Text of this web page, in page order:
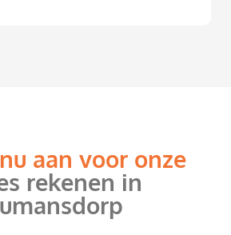
aan voor onze
rekenen in